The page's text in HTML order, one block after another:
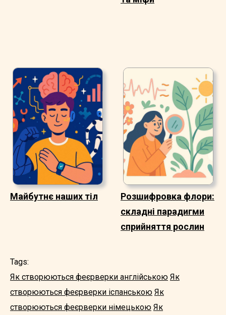
Майбутнє наших тіл
Розшифровка флори:
складні парадигми
сприйняття рослин
Tags:
Як створюються феєрверки англійською Як
створюються феєрверки іспанською Як
створюються феєрверки німецькою Як